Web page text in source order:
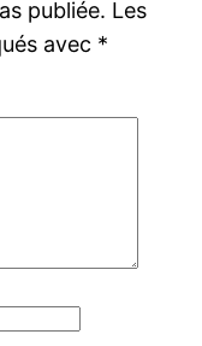
publiée. Les
avec *